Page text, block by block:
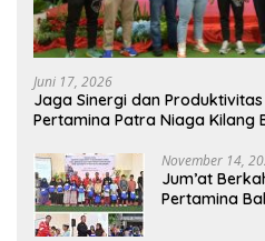
Juni 17, 2026
Jaga Sinergi dan
Pertamina Patra Niaga Kilang
November 14,
Jum’at
Pertamina